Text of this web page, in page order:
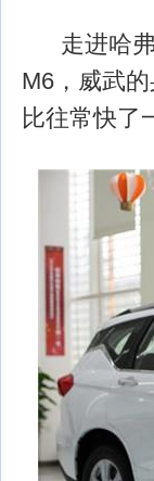
走进哈弗
M6，威武
比往常快了